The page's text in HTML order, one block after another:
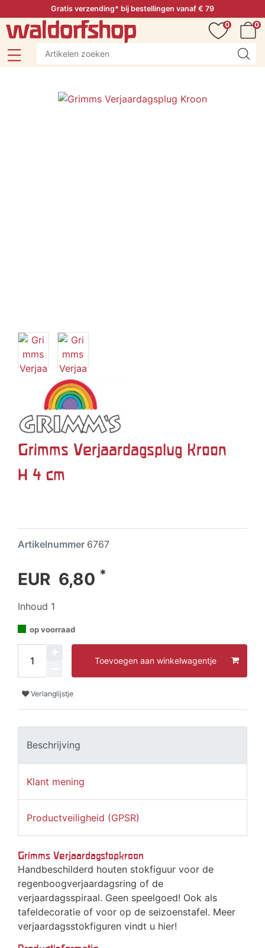
Gratis verzending* bij bestellingen vanaf € 79
0
0
Grimms Verjaardagsplug Kroon
H 4 cm
Artikelnummer 6767
EUR 6,80 *
Inhoud 1
op voorraad
Toevoegen aan winkelwagentje
Verlanglijstje
Beschrijving
Klant mening
Productveiligheid (GPSR)
Grimms Verjaardagstopkroon
Handbeschilderd houten stokfiguur voor de
regenboogverjaardagsring of de
verjaardagsspiraal. Geen speelgoed! Ook als
tafeldecoratie of voor op de seizoenstafel. Meer
verjaardagsstokfiguren vindt u hier!